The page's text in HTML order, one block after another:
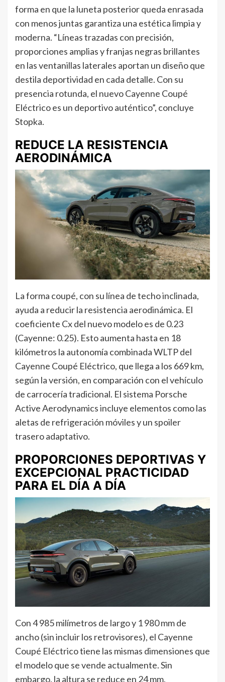
forma en que la luneta posterior queda enrasada
con menos juntas garantiza una estética limpia y
moderna. “Líneas trazadas con precisión,
proporciones amplias y franjas negras brillantes
en las ventanillas laterales aportan un diseño que
destila deportividad en cada detalle. Con su
presencia rotunda, el nuevo Cayenne Coupé
Eléctrico es un deportivo auténtico”, concluye
Stopka.
REDUCE LA RESISTENCIA
AERODINÁMICA
La forma coupé, con su línea de techo inclinada,
ayuda a reducir la resistencia aerodinámica. El
coeficiente Cx del nuevo modelo es de 0.23
(Cayenne: 0.25). Esto aumenta hasta en 18
kilómetros la autonomía combinada WLTP del
Cayenne Coupé Eléctrico, que llega a los 669 km,
según la versión, en comparación con el vehículo
de carrocería tradicional. El sistema Porsche
Active Aerodynamics incluye elementos como las
aletas de refrigeración móviles y un spoiler
trasero adaptativo.
PROPORCIONES DEPORTIVAS Y
EXCEPCIONAL PRACTICIDAD
PARA EL DÍA A DÍA
Con 4 985 milímetros de largo y 1 980 mm de
ancho (sin incluir los retrovisores), el Cayenne
Coupé Eléctrico tiene las mismas dimensiones que
el modelo que se vende actualmente. Sin
embargo, la altura se reduce en 24 mm,